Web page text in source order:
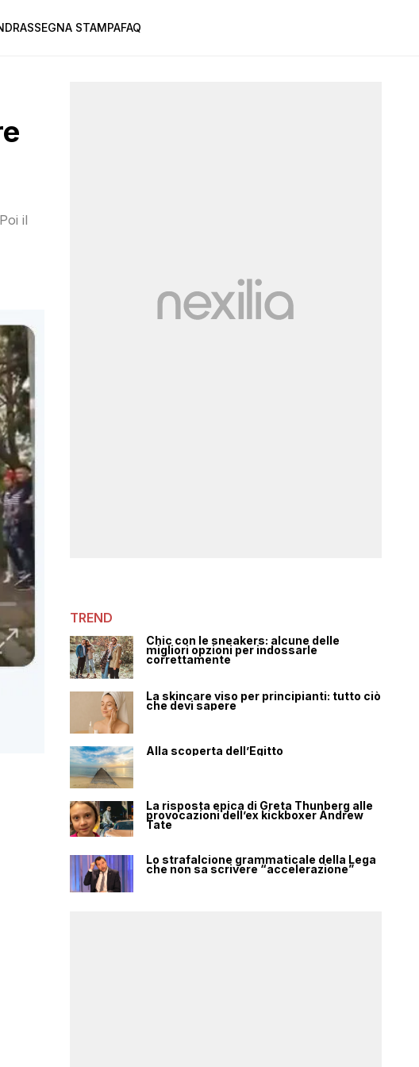
RASSEGNA STAMPAFAQ
il
TREND
Chic con le sneakers: alcune delle
migliori opzioni per indossarle
correttamente
La skincare viso per principianti: tutto ciò
che devi sapere
Alla scoperta dell’Egitto
La risposta epica di Greta Thunberg alle
provocazioni dell’ex kickboxer Andrew
Tate
Lo strafalcione grammaticale della Lega
che non sa scrivere “accelerazione”